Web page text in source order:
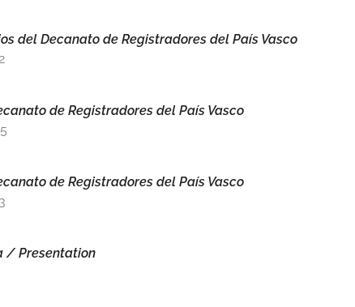
del Decanato de Registradores del País Vasco
de Registradores del País Vasco
de Registradores del País Vasco
/ Presentation